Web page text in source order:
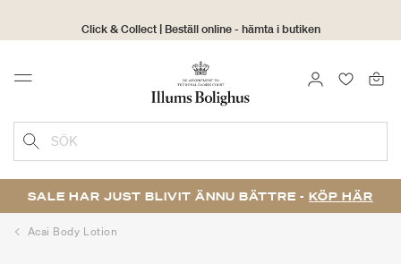
Click & Collect | Beställ online - hämta i butiken
30 dagars returrätt
Menu LOGGA IN
SÖK
SALE HAR JUST BLIVIT ÄNNU BÄTTRE - KÖP HÄR
Acai Body Lotion